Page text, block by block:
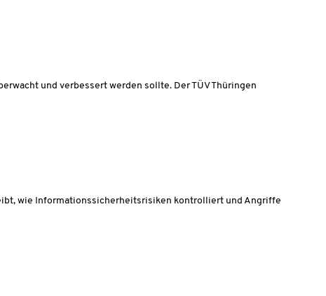
und verbessert werden sollte. Der TÜV Thüringen
wie Informationssicherheitsrisiken kontrolliert und Angriffe